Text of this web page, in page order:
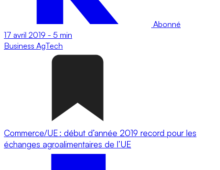
Abonné
17 avril 2019 - 5 min
Business AgTech
Commerce/UE : début d’année 2019 record pour les
échanges agroalimentaires de l’UE